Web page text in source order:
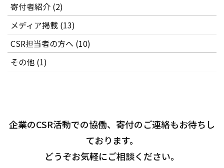
寄付者紹介 (2)
メディア掲載 (13)
CSR担当者の方へ (10)
その他 (1)
企業のCSR活動での協働、寄付のご連絡もお待ちし
ております。
どうぞお気軽にご相談ください。